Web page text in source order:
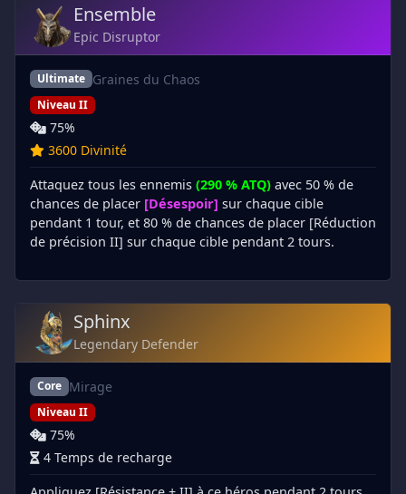
Ensemble
Epic Disruptor
Ultimate Graines du Chaos
Niveau II
75%
3600 Divinité
Attaquez tous les ennemis (290 % ATQ) avec 50 % de
chances de placer [Désespoir] sur chaque cible
pendant 1 tour, et 80 % de chances de placer [Réduction
de précision II] sur chaque cible pendant 2 tours.
Sphinx
Legendary Defender
Core Mirage
Niveau II
75%
4 Temps de recharge